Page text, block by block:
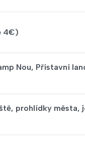
4€)
Nou, Přístavní
prohlídky